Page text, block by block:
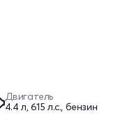
Двигатель
4.4 л, 615 л.с., бензин